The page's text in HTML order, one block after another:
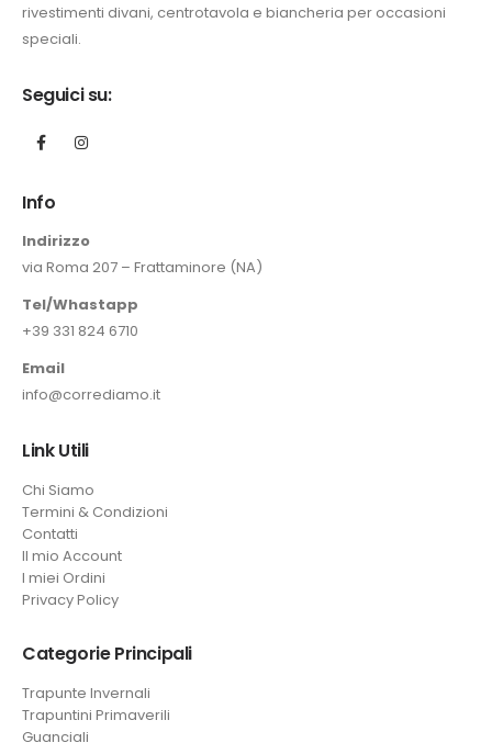
rivestimenti divani, centrotavola e biancheria per occasioni
speciali.
Seguici su:
Info
Indirizzo
via Roma 207 – Frattaminore (NA)
Tel/Whastapp
+39 331 824 6710
Email
info@corrediamo.it
Link Utili
Chi Siamo
Termini & Condizioni
Contatti
Il mio Account
I miei Ordini
Privacy Policy
Categorie Principali
Trapunte Invernali
Trapuntini Primaverili
Guanciali